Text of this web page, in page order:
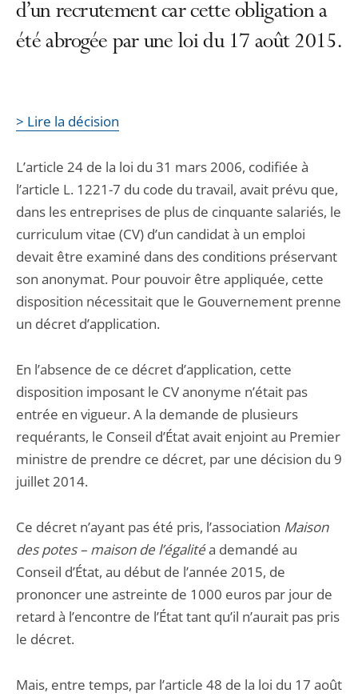
d’un recrutement car cette obligation a
été abrogée par une loi du 17 août 2015.
> Lire la décision
L’article 24 de la loi du 31 mars 2006, codifiée à
l’article L. 1221-7 du code du travail, avait prévu que,
dans les entreprises de plus de cinquante salariés, le
curriculum vitae (CV) d’un candidat à un emploi
devait être examiné dans des conditions préservant
son anonymat. Pour pouvoir être appliquée, cette
disposition nécessitait que le Gouvernement prenne
un décret d’application.
En l’absence de ce décret d’application, cette
disposition imposant le CV anonyme n’était pas
entrée en vigueur. A la demande de plusieurs
requérants, le Conseil d’État avait enjoint au Premier
ministre de prendre ce décret, par une décision du 9
juillet 2014.
Ce décret n’ayant pas été pris, l’association Maison
des potes – maison de l’égalitéa demandé au
Conseil d’État, au début de l’année 2015, de
prononcer une astreinte de 1000 euros par jour de
retard à l’encontre de l’État tant qu’il n’aurait pas pris
le décret.
Mais, entre temps, par l’article 48 de la loi du 17 août